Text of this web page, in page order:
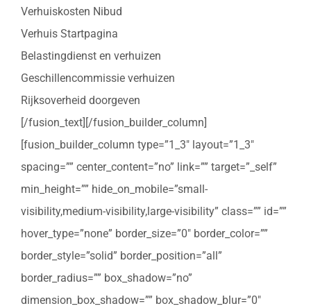
Verhuiskosten Nibud
Verhuis Startpagina
Belastingdienst en verhuizen
Geschillencommissie verhuizen
Rijksoverheid doorgeven
[/fusion_text][/fusion_builder_column]
[fusion_builder_column type=”1_3″ layout=”1_3″
spacing=”” center_content=”no” link=”” target=”_self”
min_height=”” hide_on_mobile=”small-
visibility,medium-visibility,large-visibility” class=”” id=””
hover_type=”none” border_size=”0″ border_color=””
border_style=”solid” border_position=”all”
border_radius=”” box_shadow=”no”
dimension_box_shadow=”” box_shadow_blur=”0″